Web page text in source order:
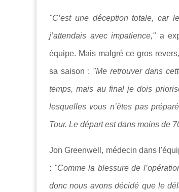
"C’est une déception totale, car
j’attendais avec impatience," a
équipe. Mais malgré ce gros revers,
sa saison : "Me retrouver dans
temps, mais au final je dois
lesquelles vous n’êtes pas
Tour. Le départ est dans moins de
Jon Greenwell, médecin dans
: "Comme la blessure de
donc nous avons décidé que le